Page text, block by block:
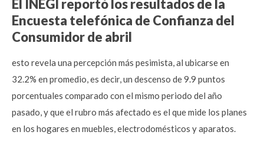
El INEGI reportó los resultados de la
Encuesta telefónica de Confianza del
Consumidor de abril
esto revela una percepción más pesimista, al ubicarse en
32.2% en promedio, es decir, un descenso de 9.9 puntos
porcentuales comparado con el mismo periodo del año
pasado, y que el rubro más afectado es el que mide los planes
en los hogares en muebles, electrodomésticos y aparatos.